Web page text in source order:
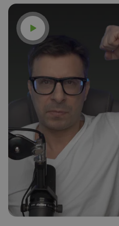
Obejrzyj